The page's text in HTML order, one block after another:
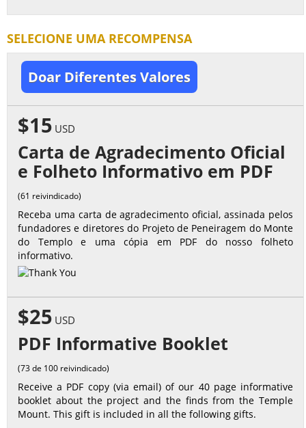
SELECIONE UMA RECOMPENSA
Doar Diferentes Valores
$15 USD
Carta de Agradecimento Oficial
e Folheto Informativo em PDF
(61 reivindicado)
Receba uma carta de agradecimento oficial, assinada pelos
fundadores e diretores do Projeto de Peneiragem do Monte
do Templo e uma cópia em PDF do nosso folheto
informativo.
$25 USD
PDF Informative Booklet
(73 de 100 reivindicado)
Receive a PDF copy (via email) of our 40 page informative
booklet about the project and the finds from the Temple
Mount. This gift is included in all the following gifts.